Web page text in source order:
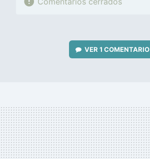
VER 1 COMENTARIO